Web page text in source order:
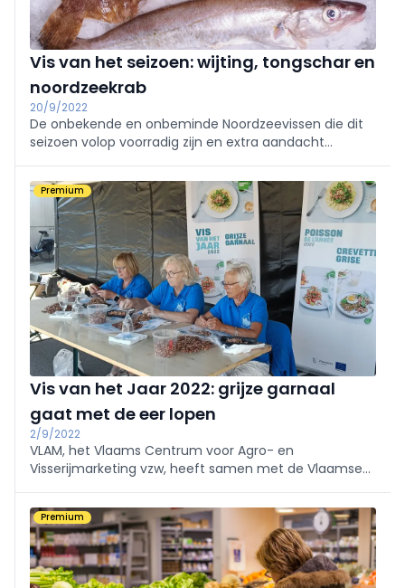
Vis van het seizoen: wijting, tongschar en
noordzeekrab
20/9/2022
De onbekende en onbeminde Noordzeevissen die dit
seizoen volop voorradig zijn en extra aandacht
Premium
Vis van het Jaar 2022: grijze garnaal
gaat met de eer lopen
2/9/2022
VLAM, het Vlaams Centrum voor Agro- en
Visserijmarketing vzw, heeft samen met de Vlaamse
gekozen. Als opvolger van de rog valt de keuze dit jaar
op de grijze garnaal.
Premium